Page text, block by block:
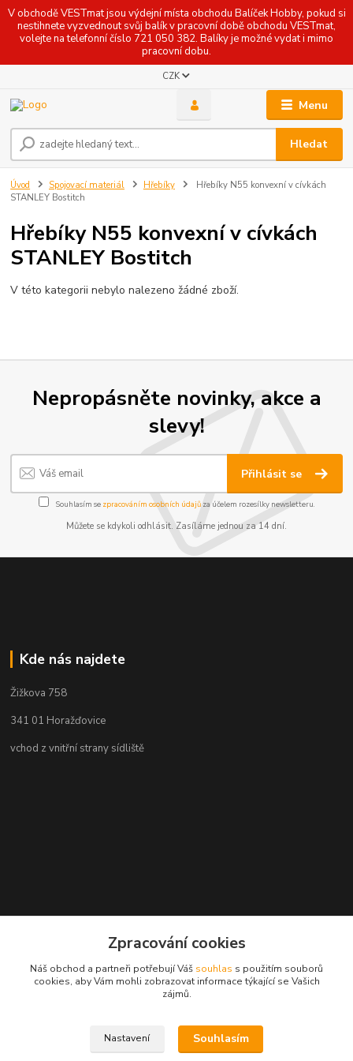
V obchodě VESTmat jsou výdejní místa obchodu Balíček Hobby, pokud si
nestihnete vyzvednout svůj balík v pracovní době obchodu VESTmat,
volejte na telefonní číslo 721 050 382. Balíky je možné vydat i mimo
pracovní dobu.
Menu
CZK
Hledat
Úvod Spojovací materiál Hřebíky
Hřebíky N55 konvexní v cívkách
STANLEY Bostitch
Hřebíky N55 konvexní v cívkách
STANLEY Bostitch
V této kategorii nebylo nalezeno žádné zboží.
Nepropásněte novinky, akce a
slevy!
Přihlásit se
Souhlasím se zpracováním osobních údajůza účelem rozesílky newsletteru.
Můžete se kdykoli odhlásit. Zasíláme jednou za 14 dní.
Kde nás najdete
Žižkova 758
341 01 Horažďovice
vchod z vnitřní strany sídliště
Zpracování cookies
Náš obchod a partneři potřebují Váš souhlas s použitím souborů
cookies, aby Vám mohli zobrazovat informace týkající se Vašich
zájmů.
Nastavení Souhlasím